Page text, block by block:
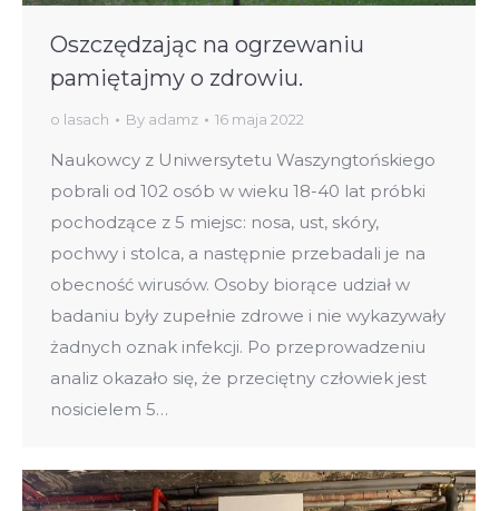
Oszczędzając na ogrzewaniu
pamiętajmy o zdrowiu.
o lasach By adamz 16 maja 2022
Naukowcy z Uniwersytetu Waszyngtońskiego
pobrali od 102 osób w wieku 18-40 lat próbki
pochodzące z 5 miejsc: nosa, ust, skóry,
pochwy i stolca, a następnie przebadali je na
obecność wirusów. Osoby biorące udział w
badaniu były zupełnie zdrowe i nie wykazywały
żadnych oznak infekcji. Po przeprowadzeniu
analiz okazało się, że przeciętny człowiek jest
nosicielem 5…